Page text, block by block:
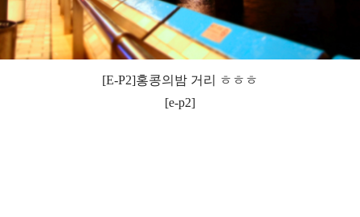
[E-P2]홍콩의밤 거리 ㅎㅎㅎ
[e-p2]